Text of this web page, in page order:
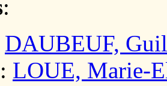
:
DAUBEUF,
LOUE, Marie-